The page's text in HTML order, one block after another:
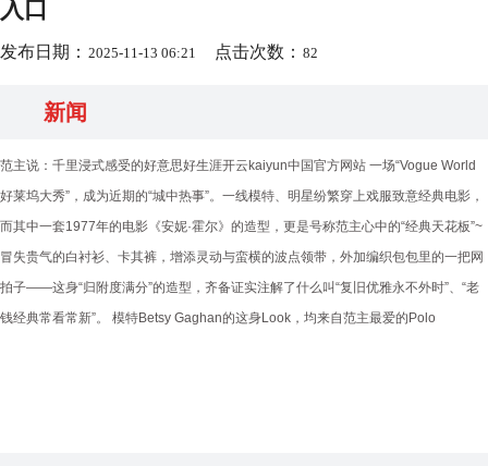
入口
发布日期： 2025-11-13 06:21 点击次数： 82
新闻
范主说：千里浸式感受的好意思好生涯开云kaiyun中国官方网站 一场“Vogue World
好莱坞大秀”，成为近期的“城中热事”。一线模特、明星纷繁穿上戏服致意经典电影，
而其中一套1977年的电影《安妮·霍尔》的造型，更是号称范主心中的“经典天花板”~
冒失贵气的白衬衫、卡其裤，增添灵动与蛮横的波点领带，外加编织包包里的一把网
拍子——这身“归附度满分”的造型，齐备证实注解了什么叫“复旧优雅永不外时”、“老
钱经典常看常新”。 模特Betsy Gaghan的这身Look，均来自范主最爱的Polo